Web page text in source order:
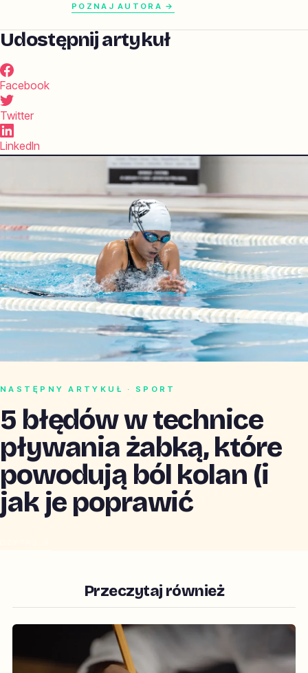
POZNAJ AUTORA →
Udostępnij artykuł
Facebook
Twitter
LinkedIn
NASTĘPNY ARTYKUŁ · SPORT
5 błędów w technice
pływania żabką, które
powodują ból kolan (i
jak je poprawić
Przeczytaj również